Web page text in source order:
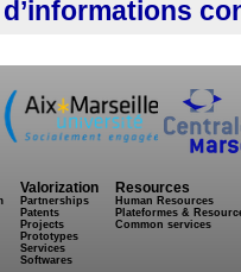
Valorization
Partnerships
Patents
Projects
Prototypes
Services
Softwares
Resources
Human Resources
Plateformes &
Common services